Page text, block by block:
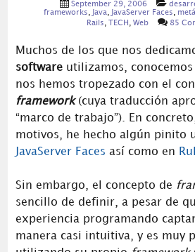
September 29, 2006
frameworks , Java, JavaServer Faces ,
Rails , TECH , Web 85
Muchos de los que nos
softwareutilizamos, conocemos
nos hemos tropezado con el
framework (cuya traducción
“marco de trabajo”). En
motivos, he hecho algún pinito
JavaServer Faces así como en
Sin embargo, el concepto de
sencillo de definir, a pesar de
experiencia programando
manera casi intuitiva, y es muy